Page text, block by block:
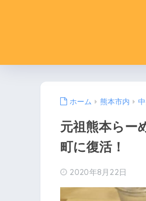
ホーム 熊本市内
元祖熊本らー
町に復活！
2020年8月22日